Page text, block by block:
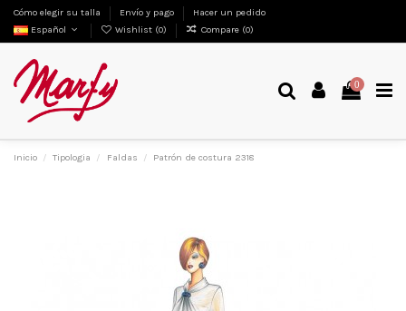
Cómo elegir su talla Envío y pago
Hacer un pedido
Español
Wishlist (0) Compare (0)
0
Inicio Tipologia Faldas Patrón de costura 2318